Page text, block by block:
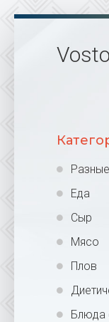
Еда
Сыр
Мясо
Плов
Блюда